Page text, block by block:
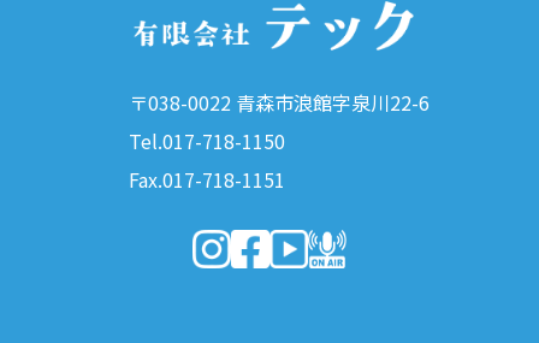
〒038-0022 青森市浪館字泉川22-6
Tel.017-718-1150
Fax.017-718-1151
（新しいウィンドウで開きます）
（新しいウィンドウで開きます）
（新しいウィンドウで開き
（新しいウィンドウで